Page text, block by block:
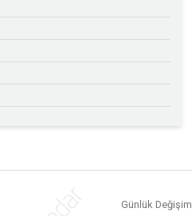
Günlük Değişim